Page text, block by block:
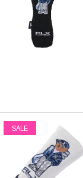
SALE